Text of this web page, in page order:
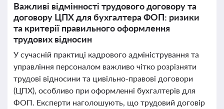
Важливі відмінності трудового договору та
договору ЦПХ для бухгалтера ФОП: ризики
та критерії правильного оформлення
трудових відносин
У сучасній практиці кадрового адміністрування та
управління персоналом важливо чітко розрізняти
трудові відносини та цивільно-правові договори
(ЦПХ), особливо при оформленні бухгалтерів для
ФОП. Експерти наголошують, що трудовий договір